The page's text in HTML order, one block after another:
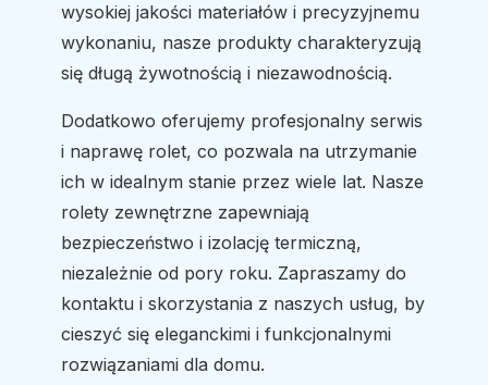
wysokiej jakości materiałów i precyzyjnemu
wykonaniu, nasze produkty charakteryzują
się długą żywotnością i niezawodnością.
Dodatkowo oferujemy profesjonalny serwis
i naprawę rolet, co pozwala na utrzymanie
ich w idealnym stanie przez wiele lat. Nasze
rolety zewnętrzne zapewniają
bezpieczeństwo i izolację termiczną,
niezależnie od pory roku. Zapraszamy do
kontaktu i skorzystania z naszych usług, by
cieszyć się eleganckimi i funkcjonalnymi
rozwiązaniami dla domu.